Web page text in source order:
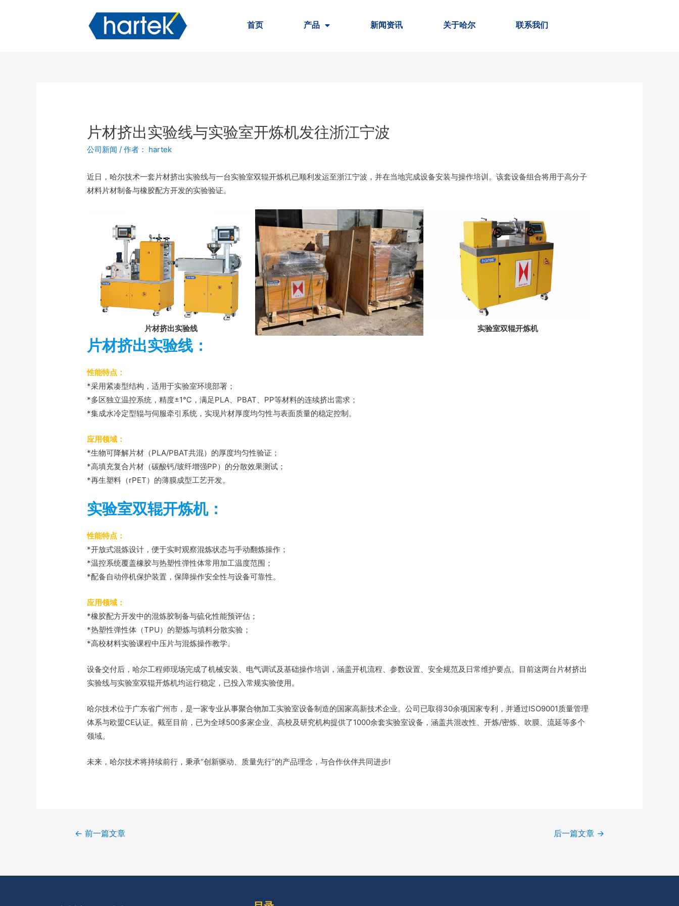
首页 产品 新闻资讯 关于哈尔 联系我们
片材挤出实验线与实验室开炼机发往浙江宁波
公司新闻 / 作者： hartek
近日，哈尔技术一套片材挤出实验线与一台实验室双辊开炼机已顺利发运至浙江宁波，并在当地完成设备安装与操作培训。该套设备组合将用于高分子
材料片材制备与橡胶配方开发的实验验证。
片材挤出实验线 实验室双辊开炼机
片材挤出实验线：
性能特点：
*采用紧凑型结构，适用于实验室环境部署；
*多区独立温控系统，精度±1℃，满足PLA、PBAT、PP等材料的连续挤出需求；
*集成水冷定型辊与伺服牵引系统，实现片材厚度均匀性与表面质量的稳定控制。
应用领域：
*生物可降解片材（PLA/PBAT共混）的厚度均匀性验证；
*高填充复合片材（碳酸钙/玻纤增强PP）的分散效果测试；
*再生塑料（rPET）的薄膜成型工艺开发。
实验室双辊开炼机：
性能特点：
*开放式混炼设计，便于实时观察混炼状态与手动翻炼操作；
*温控系统覆盖橡胶与热塑性弹性体常用加工温度范围；
*配备自动停机保护装置，保障操作安全性与设备可靠性。
应用领域：
*橡胶配方开发中的混炼胶制备与硫化性能预评估；
*热塑性弹性体（TPU）的塑炼与填料分散实验；
*高校材料实验课程中压片与混炼操作教学。
设备交付后，哈尔工程师现场完成了机械安装、电气调试及基础操作培训，涵盖开机流程、参数设置、安全规范及日常维护要点。目前这两台片材挤出
实验线与实验室双辊开炼机均运行稳定，已投入常规实验使用。
哈尔技术位于广东省广州市，是一家专业从事聚合物加工实验室设备制造的国家高新技术企业。公司已取得30余项国家专利，并通过ISO9001质量管理
体系与欧盟CE认证。截至目前，已为全球500多家企业、高校及研究机构提供了1000余套实验室设备，涵盖共混改性、开炼/密炼、吹膜、流延等多个
领域。
未来，哈尔技术将持续前行，秉承“创新驱动、质量先行”的产品理念，与合作伙伴共同进步!
← 前一篇文章 后一篇文章 →